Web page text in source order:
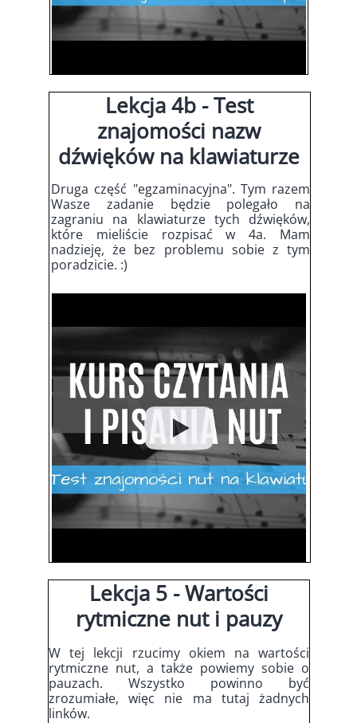
Lekcja 5 - Wartości
rytmiczne nut i pauzy
W tej lekcji rzucimy okiem na wartości
rytmiczne nut, a także powiemy sobie o
pauzach. Wszystko powinno być
zrozumiałe, więc nie ma tutaj żadnych
linków.
Lekcja 4b - Test
znajomości nazw
dźwięków na klawiaturze
Druga część "egzaminacyjna". Tym razem
Wasze zadanie będzie polegało na
zagraniu na klawiaturze tych dźwięków,
które mieliście rozpisać w 4a. Mam
nadzieję, że bez problemu sobie z tym
poradzicie. :)